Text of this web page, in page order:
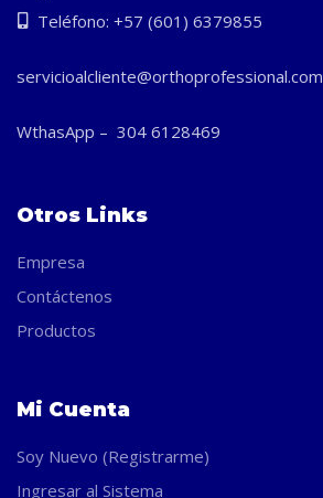
Teléfono: +57 (601) 6379855
servicioalcliente@orthoprofessional.com
WthasApp – 304 6128469
Otros Links
Empresa
Contáctenos
Productos
Mi Cuenta
Soy Nuevo (Registrarme)
Ingresar al Sistema